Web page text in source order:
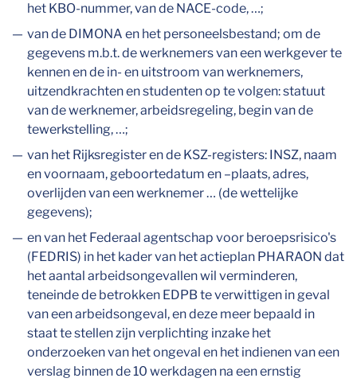
het KBO-nummer, van de NACE-code, …;
van de DIMONA en het personeelsbestand; om de
gegevens m.b.t. de werknemers van een werkgever te
kennen en de in- en uitstroom van werknemers,
uitzendkrachten en studenten op te volgen: statuut
van de werknemer, arbeidsregeling, begin van de
tewerkstelling, …;
van het Rijksregister en de KSZ-registers: INSZ, naam
en voornaam, geboortedatum en –plaats, adres,
overlijden van een werknemer … (de wettelijke
gegevens);
en van het Federaal agentschap voor beroepsrisico's
(FEDRIS) in het kader van het actieplan PHARAON dat
het aantal arbeidsongevallen wil verminderen,
teneinde de betrokken EDPB te verwittigen in geval
van een arbeidsongeval, en deze meer bepaald in
staat te stellen zijn verplichting inzake het
onderzoeken van het ongeval en het indienen van een
verslag binnen de 10 werkdagen na een ernstig